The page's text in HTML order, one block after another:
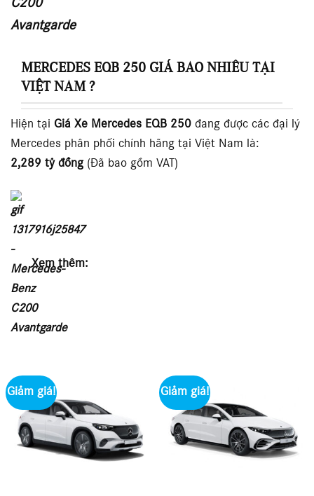
MERCEDES EQB 250 GIÁ BAO NHIÊU TẠI
VIỆT NAM ?
Hiện tại Giá Xe Mercedes EQB 250 đang được các đại lý
Mercedes phân phối chính hãng tại Việt Nam là:
2,289 tỷ đồng (Đã bao gồm VAT)
Xem thêm:
Giảm giá! Giảm giá!